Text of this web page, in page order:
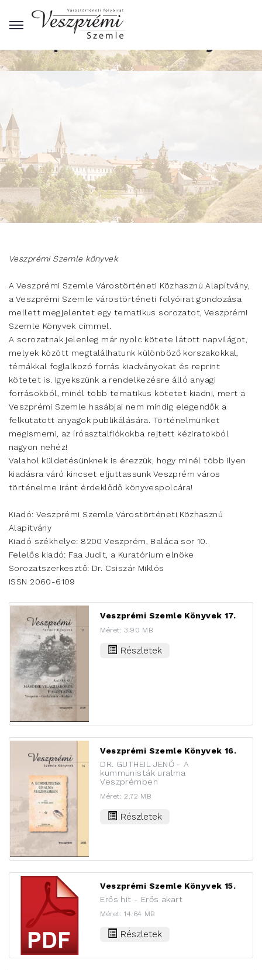
Veszprémi szemle könyvek
Veszprémi Szemle könyvek
A Veszprémi Szemle Várostörténeti Közhasznú Alapítvány,
a Veszprémi Szemle várostörténeti folyóirat gondozása
mellett megjelentet egy tematikus sorozatot, Veszprémi
Szemle Könyvek címmel.
A sorozatnak jelenleg már nyolc kötete látott napvilágot,
melyek között megtalálhatunk különböző korszakokkal,
témákkal foglalkozó forrás kiadványokat és reprint
kötetet is. Igyekszünk a rendelkezésre álló anyagi
forrásokból, minél több tematikus kötetet kiadni, mert a
Veszprémi Szemle hasábjai nem mindig elegendők a
felkutatott anyagok publikálására. Történelmünket
megismerni, az íróasztalfiókokba rejtett kéziratokból
nagyon nehéz!
Valahol küldetésünknek is érezzük, hogy minél több ilyen
kiadásra váró kincset eljuttassunk Veszprém város
történelme iránt érdeklődő könyvespolcára!
Kiadó: Veszprémi Szemle Várostörténeti Közhasznú
Alapítvány
Kiadó székhelye: 8200 Veszprém, Baláca sor 10.
Felelős kiadó: Faa Judit, a Kuratórium elnöke
Sorozatszerkesztő: Dr. Csiszár Miklós
ISSN 2060-6109
Veszprémi Szemle Könyvek 17.
Méret: 3.90 MB
Részletek
Veszprémi Szemle Könyvek 16.
DR. GUTHEIL JENŐ - A
kummunisták uralma
Veszprémben
Méret: 2.72 MB
Részletek
Veszprémi Szemle Könyvek 15.
Erős hit - Erős akart
Méret: 14.64 MB
Részletek